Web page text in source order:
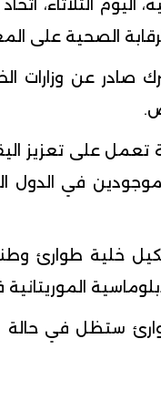
اليوم الثلاثاء،
الصحية على
عن وزارات
على تعزيز
في الدول
خلية طوارئ
الموريتانية
ستظل في